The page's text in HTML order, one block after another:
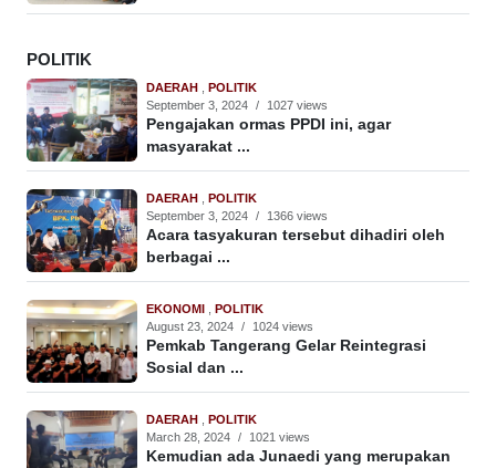
POLITIK
DAERAH
POLITIK
September 3, 2024 / 1027 views
Pengajakan ormas PPDI ini, agar
masyarakat ...
DAERAH
POLITIK
September 3, 2024 / 1366 views
Acara tasyakuran tersebut dihadiri oleh
berbagai ...
EKONOMI
POLITIK
August 23, 2024 / 1024 views
Pemkab Tangerang Gelar Reintegrasi
Sosial dan ...
DAERAH
POLITIK
March 28, 2024 / 1021 views
Kemudian ada Junaedi yang merupakan